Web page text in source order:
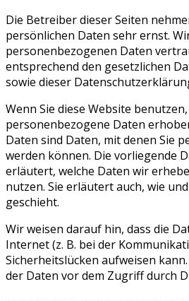
Die Betreiber dieser Seiten
persönlichen Daten sehr ernst.
personenbezogenen Daten
entsprechend den gesetzlichen
sowie dieser
Wenn Sie diese Website
personenbezogene Daten
Daten sind Daten, mit denen Sie
werden können. Die vorliegende
erläutert, welche Daten wir
nutzen. Sie erläutert auch, wie
geschieht.
Wir weisen darauf hin, dass die
Internet (z. B. bei der
Sicherheitslücken aufweisen
der Daten vor dem Zugriff durch